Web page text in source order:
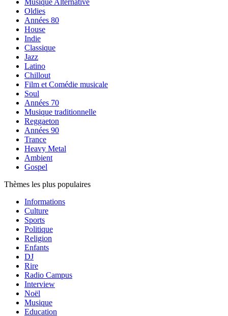
Musique Alternative
Oldies
Années 80
House
Indie
Classique
Jazz
Latino
Chillout
Film et Comédie musicale
Soul
Années 70
Musique traditionnelle
Reggaeton
Années 90
Trance
Heavy Metal
Ambient
Gospel
Thèmes les plus populaires
Informations
Culture
Sports
Politique
Religion
Enfants
DJ
Rire
Radio Campus
Interview
Noël
Musique
Education